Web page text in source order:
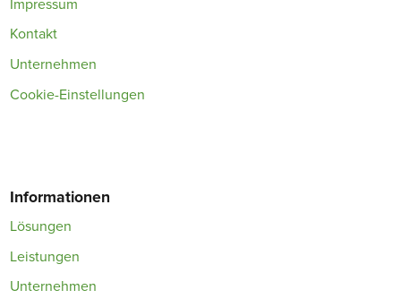
Impressum
Kontakt
Unternehmen
Cookie-Einstellungen
Informationen
Lösungen
Leistungen
Unternehmen